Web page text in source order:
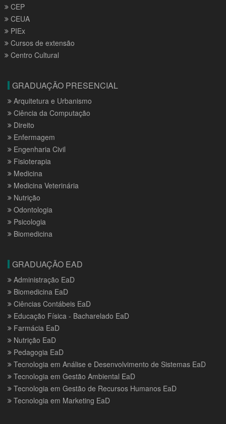
CEP
CEUA
PIEx
Cursos de extensão
Centro Cultural
GRADUAÇÃO PRESENCIAL
Arquitetura e Urbanismo
Ciência da Computação
Direito
Enfermagem
Engenharia Civil
Fisioterapia
Medicina
Medicina Veterinária
Nutrição
Odontologia
Psicologia
Biomedicina
GRADUAÇÃO EAD
Administração EaD
Biomedicina EaD
Ciências Contábeis EaD
Educação Física - Bacharelado EaD
Farmácia EaD
Nutrição EaD
Pedagogia EaD
Tecnologia em Análise e Desenvolvimento de Sistemas EaD
Tecnologia em Gestão Ambiental EaD
Tecnologia em Gestão de Recursos Humanos EaD
Tecnologia em Marketing EaD